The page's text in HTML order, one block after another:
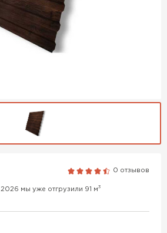
0 отзывов
2026 мы уже отгрузили 91 м3